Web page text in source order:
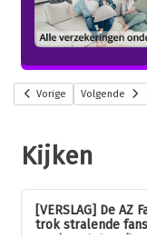
Vorige Volgende
Kijken
[VERSLAG] De AZ
trok stralende